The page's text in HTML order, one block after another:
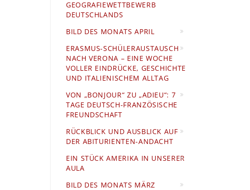
EOGRAFIEWETTBEWERB D
EUTSCHLANDS
BILD DES MONATS APRIL
ERASMUS-SCHÜLERAUSTAUSCH
NACH VERONA – EINE WOCHE
VOLLER EINDRÜCKE, GESCHICHTE
UND ITALIENISCHEM ALLTAG
VON „BONJOUR“ ZU „ADIEU“: 7
TAGE DEUTSCH-FRANZÖSISCHE
FREUNDSCHAFT
RÜCKBLICK UND AUSBLICK AUF
DER ABITURIENTEN-ANDACHT
EIN STÜCK AMERIKA IN UNSERER
AULA
BILD DES MONATS MÄRZ